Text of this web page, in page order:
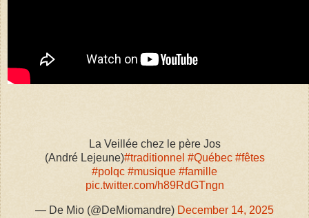
La Veillée chez le père Jos
(André Lejeune)#traditionnel #Québec #fêtes
#polqc #musique #famille
pic.twitter.com/h89RdGTngn
— De Mio (@DeMiomandre) December 14, 2025